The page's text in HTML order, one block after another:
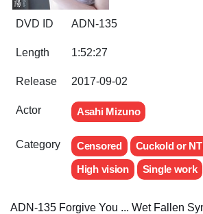
DVD ID ADN-135
Length 1:52:27
Release 2017-09-02
Actor Asahi Mizuno
Category Censored Cuckold or
High vision
Single work
ADN-135 Forgive You ... Wet Fallen